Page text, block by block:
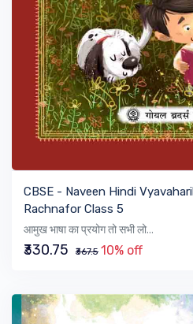
VIEW
CBSE - Naveen Hindi
Rachnafor Class 5
आमुख भाषा का प्रयोग तो सभी लो...
₹330.75 ₹367.5 10% off